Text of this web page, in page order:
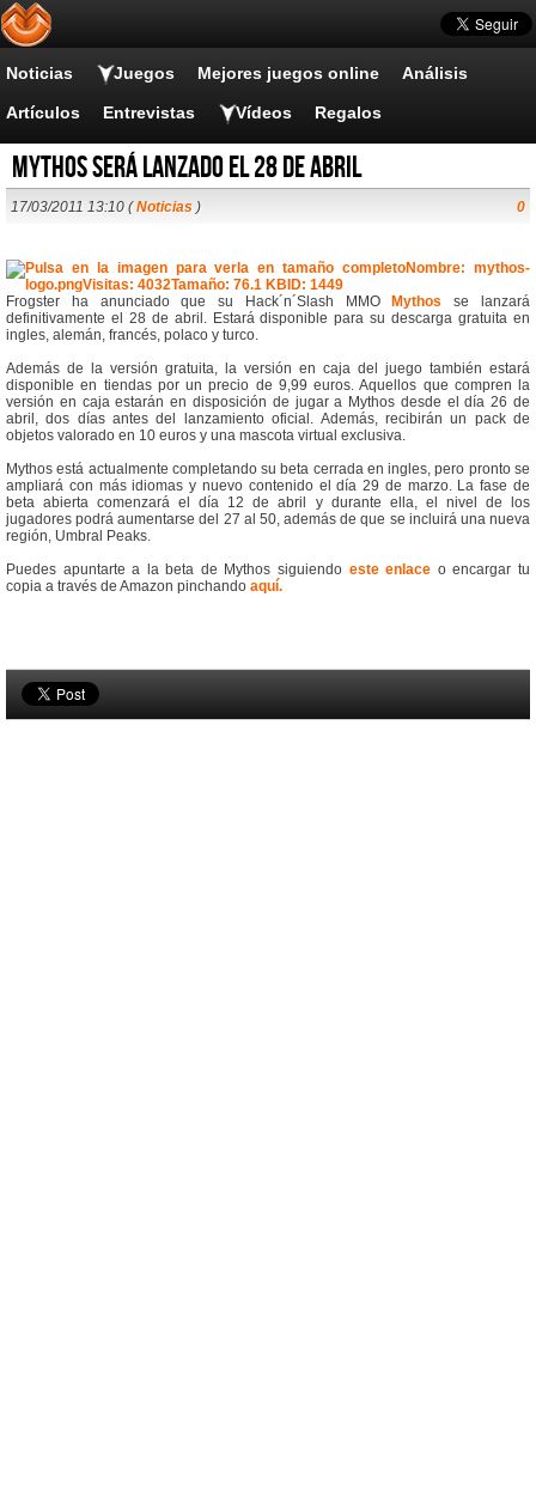
Noticias Juegos Mejores juegos online Análisis
Artículos Entrevistas Vídeos Regalos
Mythos será lanzado el 28 de abril
17/03/2011 13:10 (Noticias ) 0
Frogster ha anunciado que su Hack´n´Slash MMO Mythos
se lanzará
definitivamente el 28 de abril. Estará disponible para su descarga gratuita en
ingles, alemán, francés, polaco y turco.
Además de la versión gratuita, la versión en caja del juego también estará
disponible en tiendas por un precio de 9,99 euros. Aquellos que compren la
versión en caja estarán en disposición de jugar a Mythos desde el día 26 de
abril, dos días antes del lanzamiento oficial. Además, recibirán un pack de
objetos valorado en 10 euros y una mascota virtual exclusiva.
Mythos está actualmente completando su beta cerrada en ingles, pero pronto se
ampliará con más idiomas y nuevo contenido el día 29 de marzo. La fase de
beta abierta comenzará el día 12 de abril y durante ella, el nivel de los
jugadores podrá aumentarse del 27 al 50, además de que se incluirá una nueva
región, Umbral Peaks.
Puedes apuntarte a la beta de Mythos siguiendo este enlace o encargar tu
copia a través de Amazon pinchando aquí.